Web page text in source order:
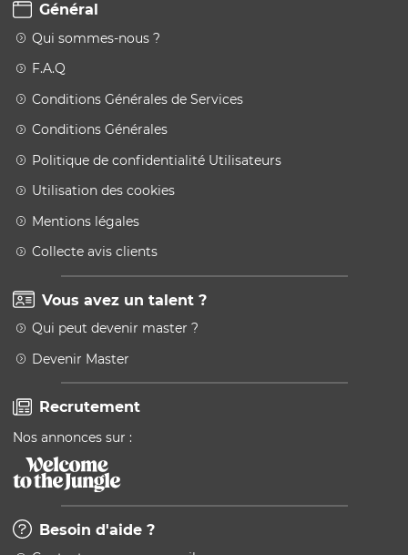
Général
Qui sommes-nous ?
F.A.Q
Conditions Générales de Services
Conditions Générales
Politique de confidentialité Utilisateurs
Utilisation des cookies
Mentions légales
Collecte avis clients
Vous avez un talent ?
Qui peut devenir master ?
Devenir Master
Recrutement
Nos annonces sur :
Besoin d'aide ?